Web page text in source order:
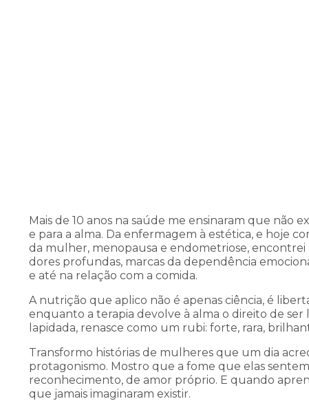
Mais de 10 anos na saúde me ensinaram que não
e para a alma. Da enfermagem à estética, e hoje
da mulher, menopausa e endometriose,
dores profundas, marcas da dependência
e até na relação com a comida.
A nutrição que aplico não é apenas ciência, é
enquanto a terapia devolve à alma o direito de
lapidada, renasce como um rubi: forte, rara,
Transformo histórias de mulheres que um dia
protagonismo. Mostro que a fome que elas
reconhecimento, de amor próprio. E quando
que jamais imaginaram existir.